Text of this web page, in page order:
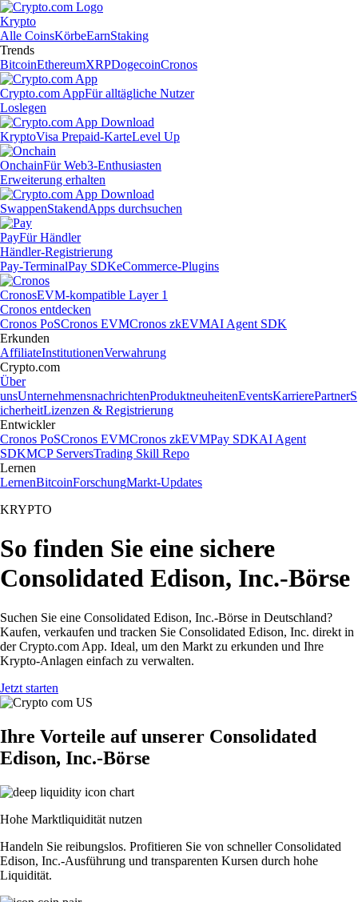
Krypto
Alle CoinsKörbeEarnStaking
Trends
BitcoinEthereumXRPDogecoinCronos
Crypto.com AppFür alltägliche Nutzer
Loslegen
KryptoVisa Prepaid-KarteLevel Up
OnchainFür Web3-Enthusiasten
Erweiterung erhalten
SwappenStakendApps durchsuchen
PayFür Händler
Händler-Registrierung
Pay-TerminalPay SDKeCommerce-Plugins
CronosEVM-kompatible Layer 1
Cronos entdecken
Cronos PoSCronos EVMCronos zkEVMAI Agent SDK
Erkunden
AffiliateInstitutionenVerwahrung
Crypto.com
Über
unsUnternehmensnachrichtenProduktneuheitenEventsKarrierePartnerS
icherheitLizenzen & Registrierung
Entwickler
Cronos PoSCronos EVMCronos zkEVMPay SDKAI Agent
SDKMCP ServersTrading Skill Repo
Lernen
LernenBitcoinForschungMarkt-Updates
KRYPTO
So finden Sie eine sichere
Consolidated Edison, Inc.-Börse
Suchen Sie eine Consolidated Edison, Inc.-Börse in Deutschland?
Kaufen, verkaufen und tracken Sie Consolidated Edison, Inc. direkt in
der Crypto.com App. Ideal, um den Markt zu erkunden und Ihre
Krypto-Anlagen einfach zu verwalten.
Jetzt starten
Ihre Vorteile auf unserer Consolidated
Edison, Inc.-Börse
Hohe Marktliquidität nutzen
Handeln Sie reibungslos. Profitieren Sie von schneller Consolidated
Edison, Inc.-Ausführung und transparenten Kursen durch hohe
Liquidität.